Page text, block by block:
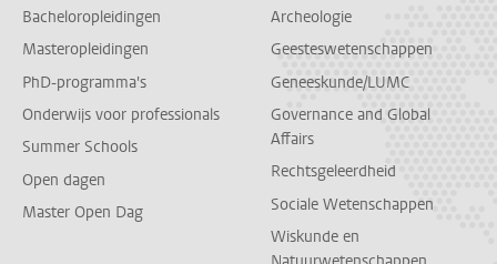
Bacheloropleidingen
Masteropleidingen
PhD-programma's
Onderwijs voor professionals
Summer Schools
Open dagen
Master Open Dag
Archeologie
Geesteswetenschappen
Geneeskunde/LUMC
Governance and Global
Affairs
Rechtsgeleerdheid
Sociale Wetenschappen
Wiskunde en